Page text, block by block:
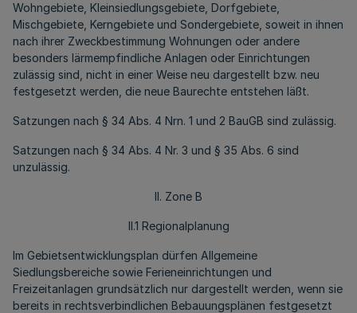
Wohngebiete, Kleinsiedlungsgebiete, Dorfgebiete,
Mischgebiete, Kerngebiete und Sondergebiete, soweit in ihnen
nach ihrer Zweckbestimmung Wohnungen oder andere
besonders lärmempfindliche Anlagen oder Einrichtungen
zulässig sind, nicht in einer Weise neu dargestellt bzw. neu
festgesetzt werden, die neue Baurechte entstehen läßt.
Satzungen nach § 34 Abs. 4 Nrn. 1 und 2 BauGB sind zulässig.
Satzungen nach § 34 Abs. 4 Nr. 3 und § 35 Abs. 6 sind
unzulässig.
II. Zone B
II.1 Regionalplanung
Im Gebietsentwicklungsplan dürfen Allgemeine
Siedlungsbereiche sowie Ferieneinrichtungen und
Freizeitanlagen grundsätzlich nur dargestellt werden, wenn sie
bereits in rechtsverbindlichen Bebauungsplänen festgesetzt